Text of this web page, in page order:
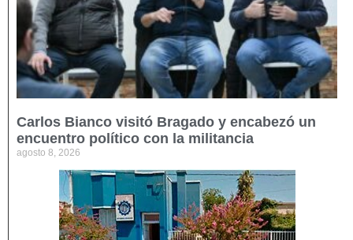
Carlos Bianco visitó Bragado y encabezó un
encuentro político con la militancia
agosto 8, 2026